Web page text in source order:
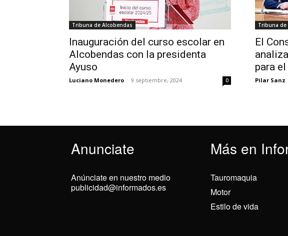
Tribuna de Alcobendas
Inauguración del curso escolar en
Alcobendas con la presidenta
Ayuso
Luciano Monedero - 9 septiembre, 2024 0
Tribuna de
El
para
Pilar Sanz
Anunciate Más en
Anúnciate en nuestro medio
publicidad@informados.es
Tauromaquia
Motor
Estilo de vida